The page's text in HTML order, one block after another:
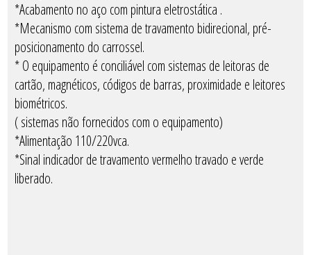
*Acabamento no aço com pintura eletrostática .
*Mecanismo com sistema de travamento bidirecional, pré-
posicionamento do carrossel.
* O equipamento é conciliável com sistemas de leitoras de
cartão, magnéticos, códigos de barras, proximidade e leitores
biométricos.
( sistemas não fornecidos com o equipamento)
*Alimentação 110/220vca.
*Sinal indicador de travamento vermelho travado e verde
liberado.